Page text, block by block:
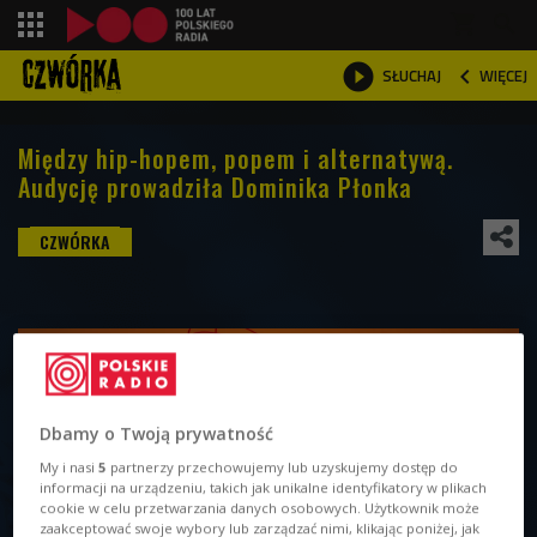
 SŁUCHAJ  WIĘCEJ

Między hip-hopem, popem i alternatywą.
Audycję prowadziła Dominika Płonka
Dbamy o Twoją prywatność
My i nasi5 partnerzy przechowujemy lub uzyskujemy dostęp do
informacji na urządzeniu, takich jak unikalne identyfikatory w plikach
cookie w celu przetwarzania danych osobowych. Użytkownik może
zaakceptować swoje wybory lub zarządzać nimi, klikając poniżej, jak